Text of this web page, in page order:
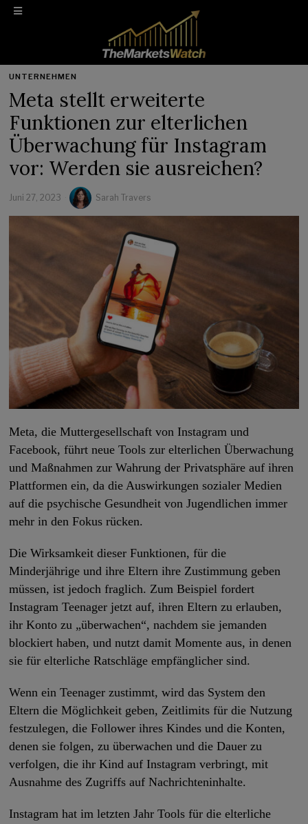
UNTERNEHMEN
Meta stellt erweiterte
Funktionen zur elterlichen
Überwachung für Instagram
vor: Werden sie ausreichen?
Juni 27, 2023 Sarah Travers
Meta, die Muttergesellschaft von Instagram und
Facebook, führt neue Tools zur elterlichen Überwachung
und Maßnahmen zur Wahrung der Privatsphäre auf ihren
Plattformen ein, da die Auswirkungen sozialer Medien
auf die psychische Gesundheit von Jugendlichen immer
mehr in den Fokus rücken.
Die Wirksamkeit dieser Funktionen, für die
Minderjährige und ihre Eltern ihre Zustimmung geben
müssen, ist jedoch fraglich. Zum Beispiel fordert
Instagram Teenager jetzt auf, ihren Eltern zu erlauben,
ihr Konto zu „überwachen“, nachdem sie jemanden
blockiert haben, und nutzt damit Momente aus, in denen
sie für elterliche Ratschläge empfänglicher sind.
Wenn ein Teenager zustimmt, wird das System den
Eltern die Möglichkeit geben, Zeitlimits für die Nutzung
festzulegen, die Follower ihres Kindes und die Konten,
denen sie folgen, zu überwachen und die Dauer zu
verfolgen, die ihr Kind auf Instagram verbringt, mit
Ausnahme des Zugriffs auf Nachrichteninhalte.
Instagram hat im letzten Jahr Tools für die elterliche